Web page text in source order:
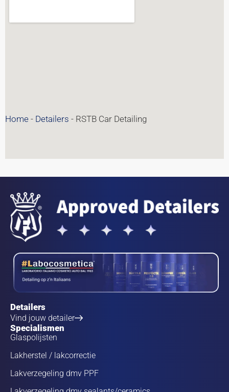
Home - Detailers - RSTB Car Detailing
Detailers
Vind jouw detailer
Specialismen
Glaspolijsten
Lakherstel / lakcorrectie
Lakverzegeling dmv PPF